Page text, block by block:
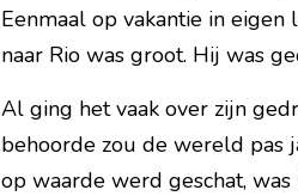
Eenmaal op vakantie in
naar Rio was groot. Hij was
Al ging het vaak over zijn
behoorde zou de wereld pas
op waarde werd geschat,